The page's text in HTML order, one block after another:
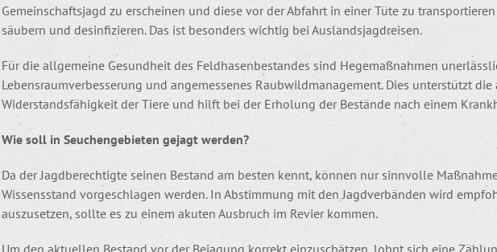
Gemeinschaftsjagd zu erscheinen und diese vor der Abfahrt in einer Tüte zu
säubern und desinfizieren. Das ist besonders wichtig bei Auslandsjagdreisen.
Für die allgemeine Gesundheit des Feldhasenbestandes sind Hegemaßnahmen
Lebensraumverbesserung und angemessenes Raubwildmanagement. Dies unterstützt
Widerstandsfähigkeit der Tiere und hilft bei der Erholung der Bestände nach einem
Wie soll in Seuchengebieten gejagt werden?
Da der Jagdberechtigte seinen Bestand am besten kennt, können nur sinnvolle
Wissensstand vorgeschlagen werden. In Abstimmung mit den Jagdverbänden wird
auszusetzen, sollte es zu einem akuten Ausbruch im Revier kommen.
Um den aktuellen Bestand vor der Bejagung korrekt einzuschätzen, lohnt sich eine